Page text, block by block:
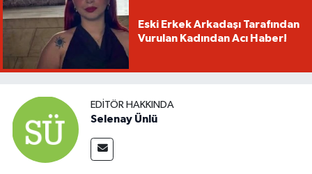
Eski Erkek Arkadaşı Tarafından
Vurulan Kadından Acı Haber!
EDITÖR HAKKINDA
Selenay Ünlü